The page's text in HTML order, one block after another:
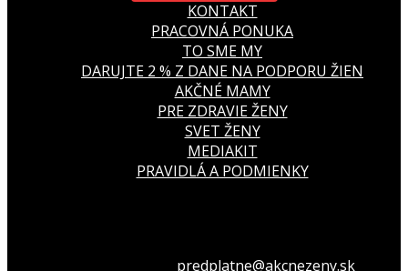
KONTAKT
PRACOVNÁ PONUKA
TO SME MY
DARUJTE 2 % Z DANE NA PODPORU ŽIEN
AKČNÉ MAMY
PRE ZDRAVIE ŽENY
SVET ŽENY
MEDIAKIT
PRAVIDLÁ A PODMIENKY
predplatne@akcnezeny.sk